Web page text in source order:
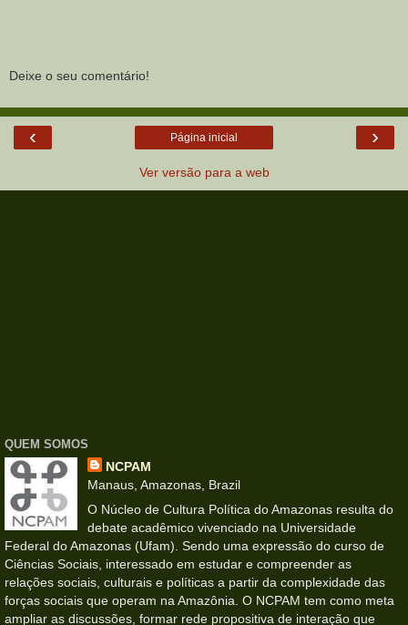
Deixe o seu comentário!
‹ ›
Página inicial
Ver versão para a web
QUEM SOMOS
NCPAM
Manaus, Amazonas, Brazil
O Núcleo de Cultura Política do Amazonas resulta do
debate acadêmico vivenciado na Universidade
Federal do Amazonas (Ufam). Sendo uma expressão do curso de
Ciências Sociais, interessado em estudar e compreender as
relações sociais, culturais e políticas a partir da complexidade das
forças sociais que operam na Amazônia. O NCPAM tem como meta
ampliar as discussões, formar rede propositiva de interação que